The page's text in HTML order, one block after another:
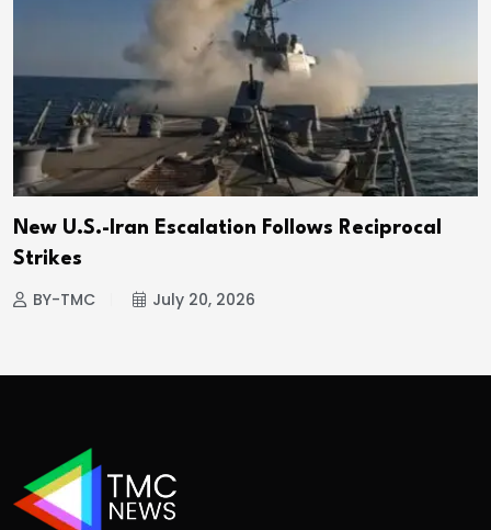
New U.S.-Iran Escalation Follows Reciprocal
Strikes
BY-TMC July 20, 2026